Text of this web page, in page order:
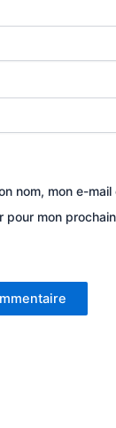
nom, mon e-
pour mon prochain